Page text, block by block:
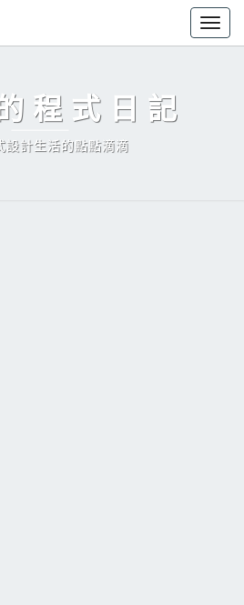
程式日記
設計生活的點點滴滴